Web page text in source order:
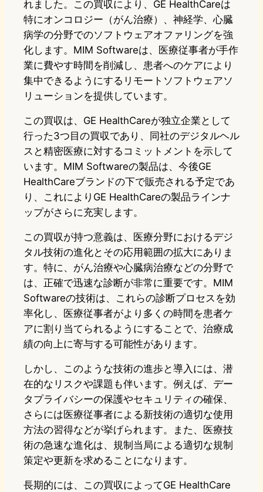
れました。この買収により、GE HealthCareは
特にオンコロジー（がん治療）、神経学、心臓
病学の分野でのソフトウェアオファリングを強
化します。MIM Softwareは、医療従事者が手作
業に費やす時間を削減し、患者へのケアにより
集中できるようにするリモートソフトウェアソ
リューションを提供しています。
この買収は、GE HealthCareが独立企業として
行った3つ目の買収であり、同社のデジタルヘル
スと精密医療に対するコミットメントを示して
います。MIM Softwareの製品は、今後GE
HealthCareブランドの下で販売される予定であ
り、これによりGE HealthCareの製品ラインナ
ップがさらに充実します。
この買収が持つ意義は、医療分野におけるデジ
タル技術の進化とその応用範囲の拡大にありま
す。特に、がん治療や心臓病治療などの分野で
は、正確で迅速な診断が非常に重要です。MIM
Softwareの技術は、これらの診断プロセスを効
率化し、医療従事者がより多くの時間を患者ケ
アに割り当てられるようにすることで、治療成
績の向上に寄与する可能性があります。
しかし、このような技術の進歩と導入には、潜
在的なリスクや課題も伴います。例えば、デー
タプライバシーの保護やセキュリティの確保、
さらには医療従事者による新技術の適切な使用
方法の習得などが挙げられます。また、医療技
術の急速な進化は、規制当局による適切な規制
策定や更新を求めることになります。
長期的には、この買収によってGE HealthCare